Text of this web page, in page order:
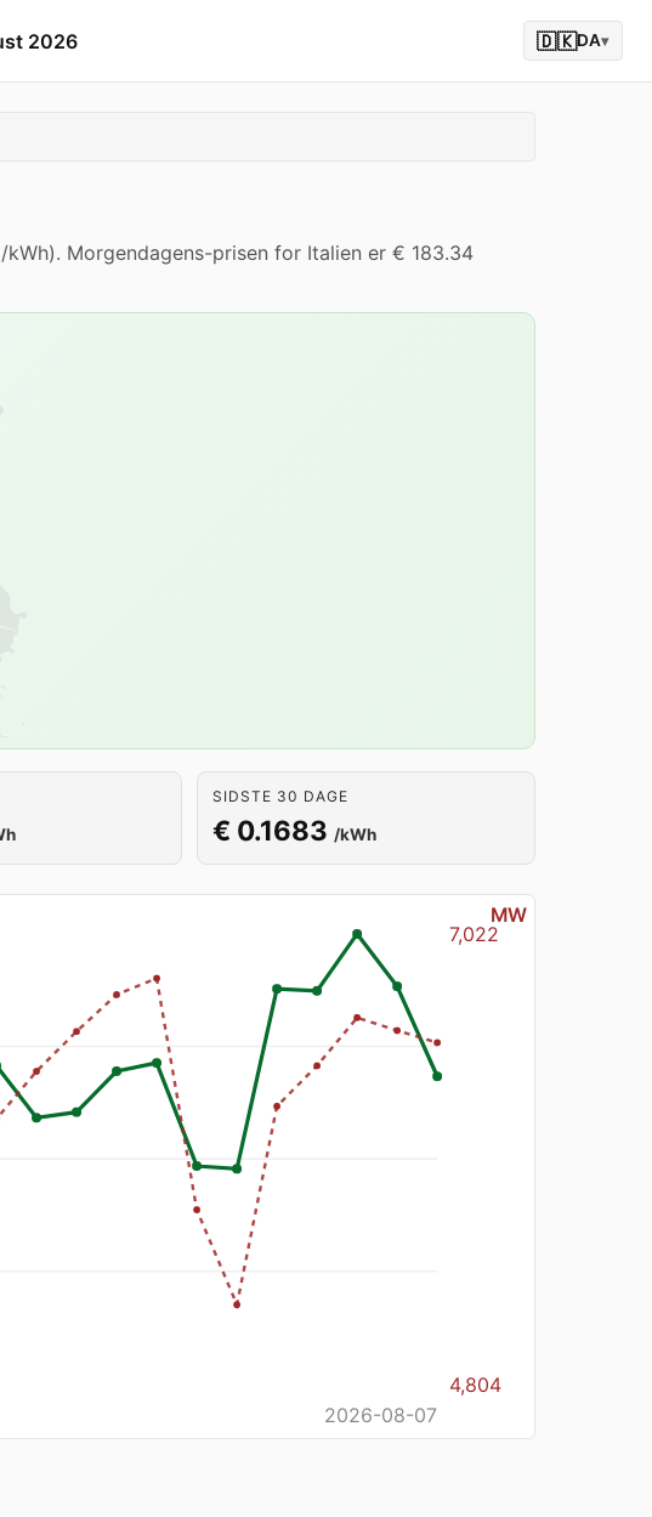
2026 🇩🇰DA▾
Morgendagens-prisen for Italien er € 183.34
SIDSTE 30 DAGE
€ 0.1683 /kWh
7,022
4,804
MW
2026-08-07